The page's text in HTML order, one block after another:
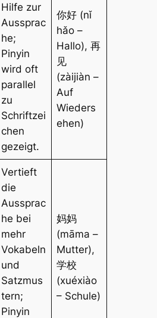
Hilfe zur
Aussprac
he;
Pinyin
wird oft
parallel
zu
Schriftzei
chen
gezeigt.
你好 (nǐ
hǎo –
Hallo), 再
见
(zàijiàn –
Auf
Wieders
ehen)
Vertieft
die
Aussprac
he bei
mehr
Vokabeln
und
Satzmus
tern;
Pinyin
妈妈
(māma –
Mutter),
学校
(xuéxiào
– Schule)